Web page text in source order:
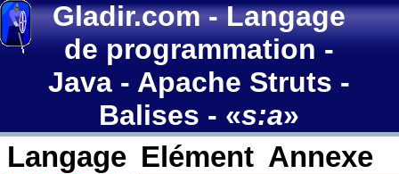
Gladir.com-Langage
de programmation-
Java - Apache Struts -
Balises - «s:a»
Langage Elément Annexe